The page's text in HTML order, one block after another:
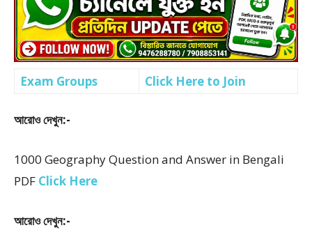
Exam Groups Click Here to Join
আরোও দেখুন:-
1000 Geography Question and Answer in Bengali
PDF Click Here
আরোও দেখুন:-